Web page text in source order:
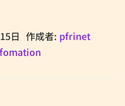
日 作成者: pfrinet